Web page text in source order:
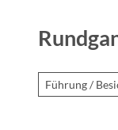
Führung /